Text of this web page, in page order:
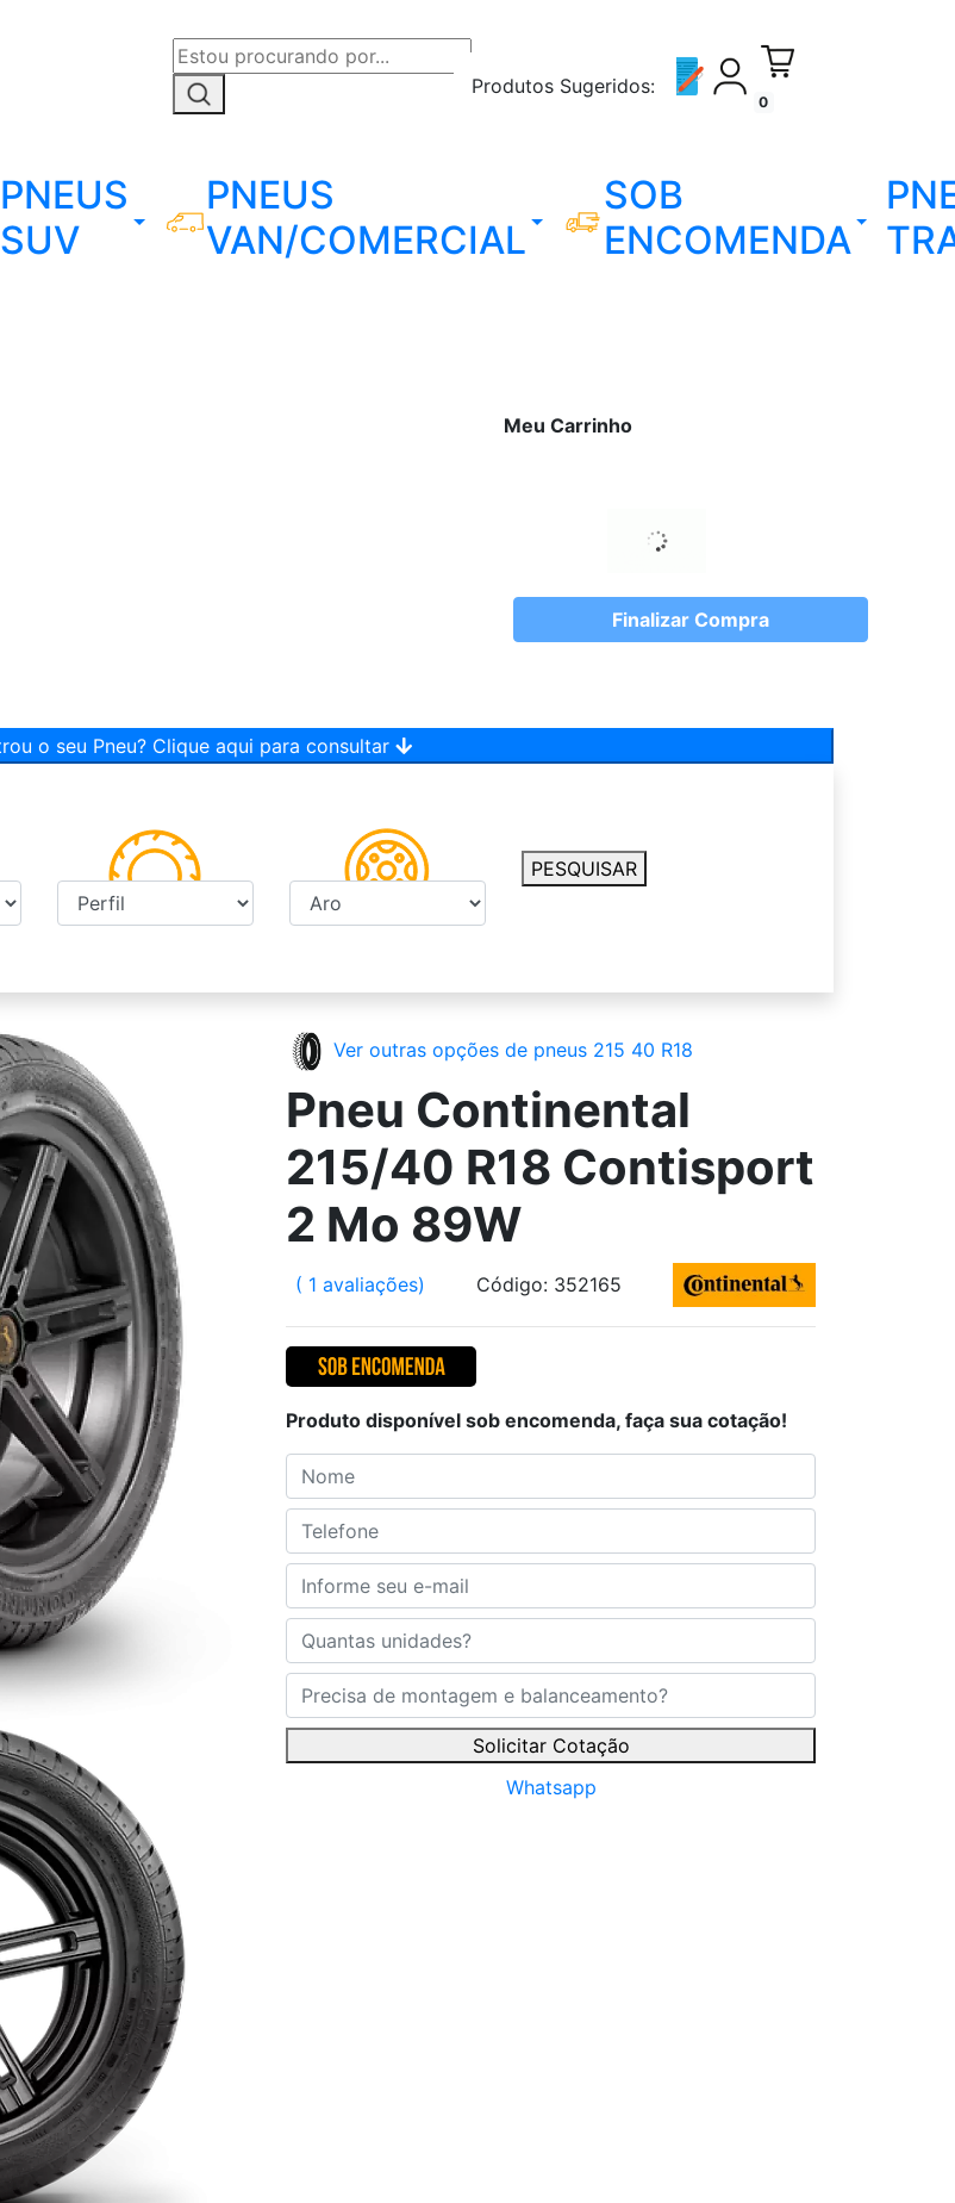
Produtos Sugeridos:
0
PNEUS
SUV
PNEUS
VAN/COMERCIAL
SOB
ENCOMENDA
Meu Carrinho
Finalizar Compra
Não encontrou o seu Pneu? Clique aqui para consultar
PESQUISAR
Ver outras opções de pneus 215 40 R18
Pneu Continental
215/40 R18 Contisport
2 Mo 89W
( 1 avaliações) Código: 352165
Produto disponível sob encomenda, faça sua cotação!
Solicitar Cotação
Whatsapp